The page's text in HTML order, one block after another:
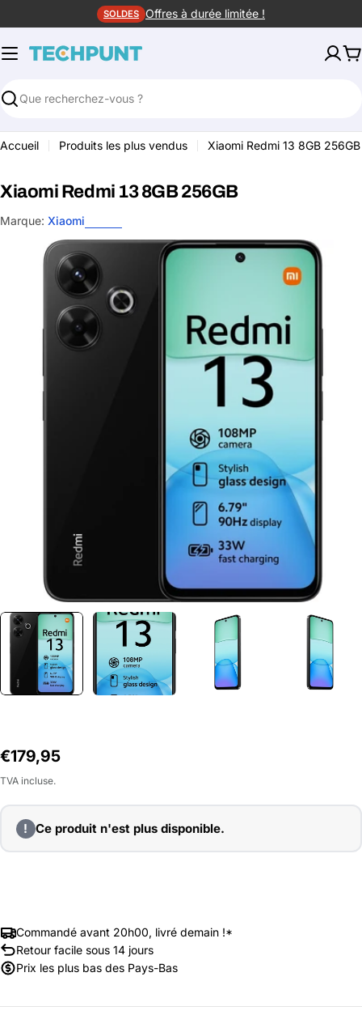
au
contenu
SOLDES Offres à durée limitée !
Rechercher
Accueil Produits les plus vendus Xiaomi Redmi 13 8GB 256GB
le média 0 dans une fenêtre
Plus jamais disponible
Xiaomi Redmi 13 8GB 256GB
Marque: Xiaomi
Prix
habituel
€179,95
TVA incluse.
! Ce produit n'est plus disponible.
Commandé avant 20h00, livré demain !*
Retour facile sous 14 jours
Prix les plus bas des Pays-Bas